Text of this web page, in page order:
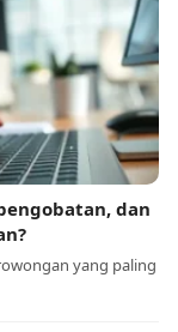
dan
yang paling